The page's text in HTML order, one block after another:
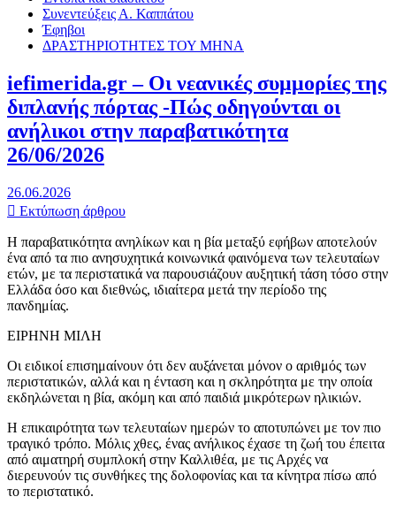
Συνεντεύξεις Α. Καππάτου
Έφηβοι
ΔΡΑΣΤΗΡΙΟΤΗΤΕΣ ΤΟΥ ΜΗΝΑ
iefimerida.gr – Οι νεανικές συμμορίες της
διπλανής πόρτας -Πώς οδηγούνται οι
ανήλικοι στην παραβατικότητα
26/06/2026
26.06.2026
Εκτύπωση άρθρου
Η παραβατικότητα ανηλίκων και η βία μεταξύ εφήβων αποτελούν
ένα από τα πιο ανησυχητικά κοινωνικά φαινόμενα των τελευταίων
ετών, με τα περιστατικά να παρουσιάζουν αυξητική τάση τόσο στην
Ελλάδα όσο και διεθνώς, ιδιαίτερα μετά την περίοδο της
πανδημίας.
ΕΙΡΗΝΗ ΜΙΛΗ
Οι ειδικοί επισημαίνουν ότι δεν αυξάνεται μόνον ο αριθμός των
περιστατικών, αλλά και η ένταση και η σκληρότητα με την οποία
εκδηλώνεται η βία, ακόμη και από παιδιά μικρότερων ηλικιών.
Η επικαιρότητα των τελευταίων ημερών το αποτυπώνει με τον πιο
τραγικό τρόπο. Μόλις χθες, ένας ανήλικος έχασε τη ζωή του έπειτα
από αιματηρή συμπλοκή στην Καλλιθέα, με τις Αρχές να
διερευνούν τις συνθήκες της δολοφονίας και τα κίνητρα πίσω από
το περιστατικό.